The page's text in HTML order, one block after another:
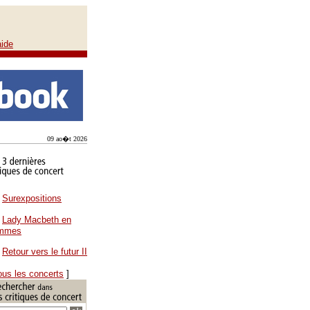
09 ao�t 2026
Surexpositions
Lady Macbeth en
Retour vers le futur II
les concerts ]